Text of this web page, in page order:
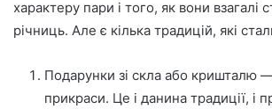
характеру пари і того, як вони взагалі
річниць. Але є кілька традицій, які
Подарунки зі скла або кришталю
прикраси. Це і данина традиції, і